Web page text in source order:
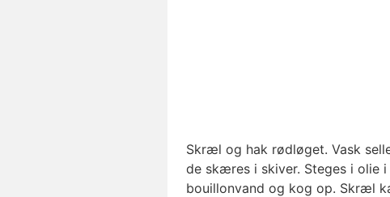
Skræl og hak rødløget. Vask
de skæres i skiver. Steges i olie
bouillonvand og kog op. Skræl